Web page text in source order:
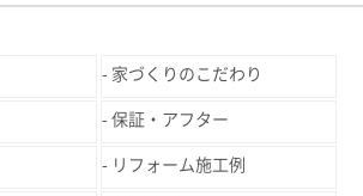
家づくりのこだわり
保証・アフター
リフォーム施工例